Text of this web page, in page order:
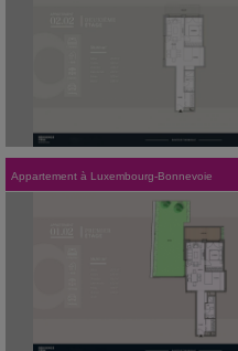
Appartement à Luxembourg-Bonnevoie